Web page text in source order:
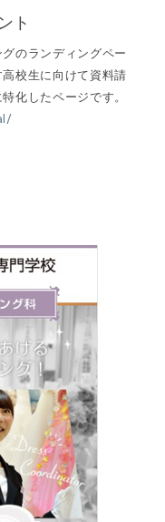
ト
のランディングペー
校生に向けて資料請
化したページです。